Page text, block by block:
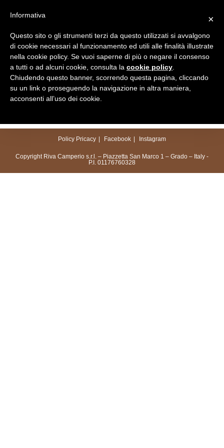
Menu
Policy Pricacy Facebook Instagram
Copyright Riva Camperio s.r.l. – Piazzetta San Marco 1 – Grado – Italy -
P.I. 01176760328
×
Informativa
Questo sito o gli strumenti terzi da questo utilizzati si avvalgono
di cookie necessari al funzionamento ed utili alle finalità illustrate
nella cookie policy. Se vuoi saperne di più o negare il consenso
a tutti o ad alcuni cookie, consulta la cookie policy
Chiudendo questo banner, scorrendo questa pagina, cliccando
su un link o proseguendo la navigazione in altra maniera,
acconsenti all’uso dei cookie.